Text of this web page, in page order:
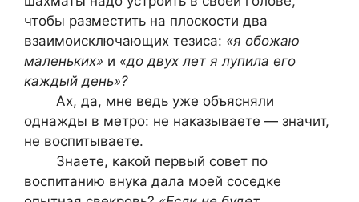
чтобы разместить на плоскости два
взаимоисключающих тезиса: «я обожаю
маленьких» и «до двух лет я лупила его
каждый день»?
Ах, да, мне ведь уже объясняли
однажды в метро: не наказываете — значит,
не воспитываете.
Знаете, какой первый совет по
воспитанию внука дала моей соседке